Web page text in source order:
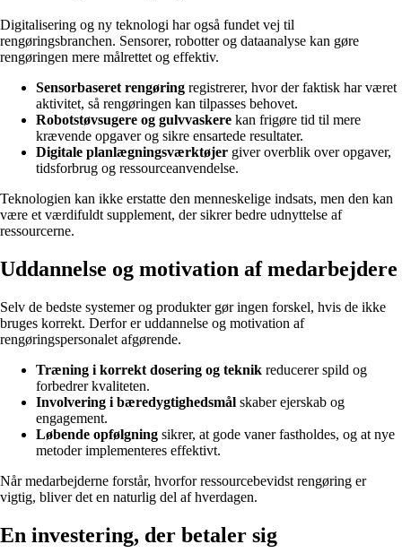
Digitalisering og ny teknologi har også fundet vej til
rengøringsbranchen. Sensorer, robotter og dataanalyse kan gøre
rengøringen mere målrettet og effektiv.
Sensorbaseret rengøring registrerer, hvor der faktisk har været
aktivitet, så rengøringen kan tilpasses behovet.
Robotstøvsugere og gulvvaskere kan frigøre tid til mere
krævende opgaver og sikre ensartede resultater.
Digitale planlægningsværktøjer giver overblik over opgaver,
tidsforbrug og ressourceanvendelse.
Teknologien kan ikke erstatte den menneskelige indsats, men den kan
være et værdifuldt supplement, der sikrer bedre udnyttelse af
ressourcerne.
Uddannelse og motivation af medarbejdere
Selv de bedste systemer og produkter gør ingen forskel, hvis de ikke
bruges korrekt. Derfor er uddannelse og motivation af
rengøringspersonalet afgørende.
Træning i korrekt dosering og teknik reducerer spild og
forbedrer kvaliteten.
Involvering i bæredygtighedsmål skaber ejerskab og
engagement.
Løbende opfølgning sikrer, at gode vaner fastholdes, og at nye
metoder implementeres effektivt.
Når medarbejderne forstår, hvorfor ressourcebevidst rengøring er
vigtig, bliver det en naturlig del af hverdagen.
En investering, der betaler sig